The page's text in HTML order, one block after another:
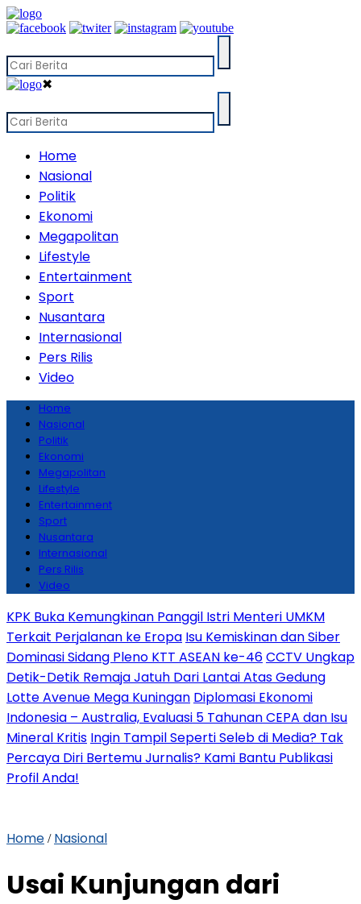
✖
Home
Nasional
Politik
Ekonomi
Megapolitan
Lifestyle
Entertainment
Sport
Nusantara
Internasional
Pers Rilis
Video
Home
Nasional
Politik
Ekonomi
Megapolitan
Lifestyle
Entertainment
Sport
Nusantara
Internasional
Pers Rilis
Video
KPK Buka Kemungkinan Panggil Istri Menteri UMKM
Terkait Perjalanan ke Eropa Isu Kemiskinan dan Siber
Dominasi Sidang Pleno KTT ASEAN ke-46CCTV Ungkap
Detik-Detik Remaja Jatuh Dari Lantai Atas Gedung
Lotte Avenue Mega Kuningan Diplomasi Ekonomi
Indonesia – Australia, Evaluasi 5 Tahunan CEPA dan Isu
Mineral Kritis Ingin Tampil Seperti Seleb di Media? Tak
Percaya Diri Bertemu Jurnalis? Kami Bantu Publikasi
Profil Anda!
Home / Nasional
Usai Kunjungan dari